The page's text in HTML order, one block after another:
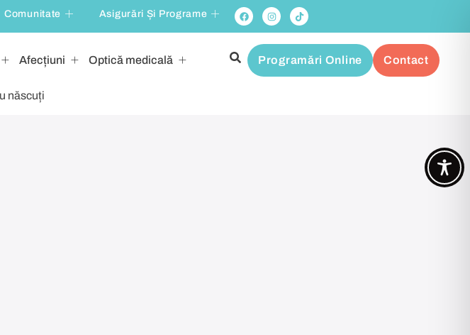
Comunitate Asigurări Și Programe
Afecțiuni Optică medicală Programări Online Contact
născuți